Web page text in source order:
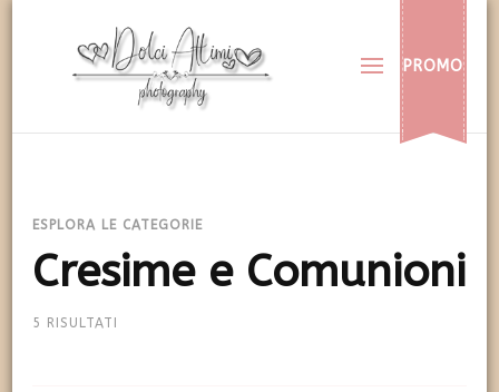
Dolci Attimi
Rendiamo immortali i vostri dolci momenti
PROMO
ESPLORA LE CATEGORIE
Cresime e Comunioni
5 RISULTATI